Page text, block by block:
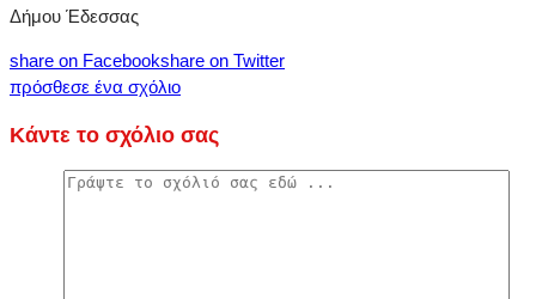
Δήμου Έδεσσας
share on Facebookshare on Twitter
πρόσθεσε ένα σχόλιο
Κάντε το σχόλιο σας